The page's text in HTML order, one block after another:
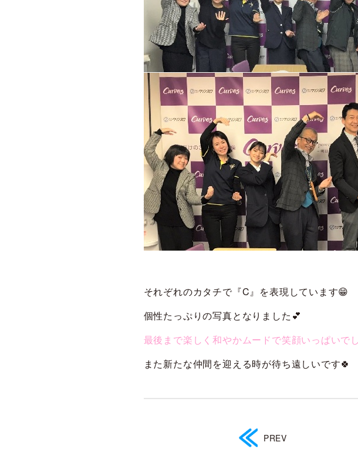
それぞれのカタチで『C』を表現しています😁
個性たっぷりの写真となりました💕
最後まで楽しく和やかムードで笑顔いっぱいでし
また新たな仲間を迎える時が待ち遠しいです🍀
PREV